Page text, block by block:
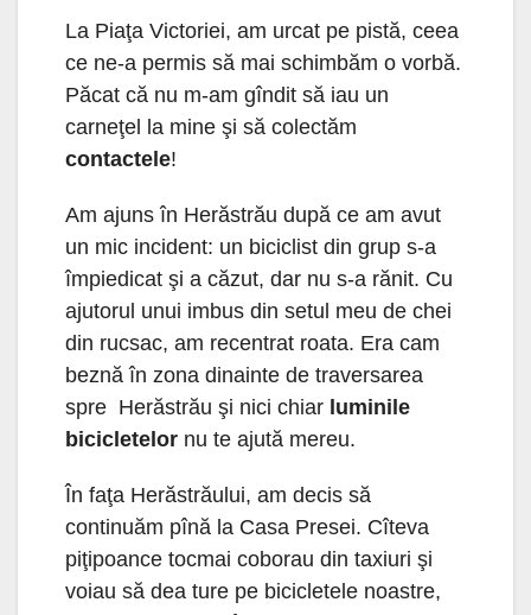
La Piaţa Victoriei, am urcat pe pistă, ceea
ce ne-a permis să mai schimbăm o vorbă.
Păcat că nu m-am gîndit să iau un
carneţel la mine şi să colectăm
contactele!
Am ajuns în Herăstrău după ce am avut
un mic incident: un biciclist din grup s-a
împiedicat şi a căzut, dar nu s-a rănit. Cu
ajutorul unui imbus din setul meu de chei
din rucsac, am recentrat roata. Era cam
beznă în zona dinainte de traversarea
spre Herăstrău şi nici chiar luminile
bicicletelor nu te ajută mereu.
În faţa Herăstrăului, am decis să
continuăm pînă la Casa Presei. Cîteva
piţipoance tocmai coborau din taxiuri şi
voiau să dea ture pe bicicletele noastre,